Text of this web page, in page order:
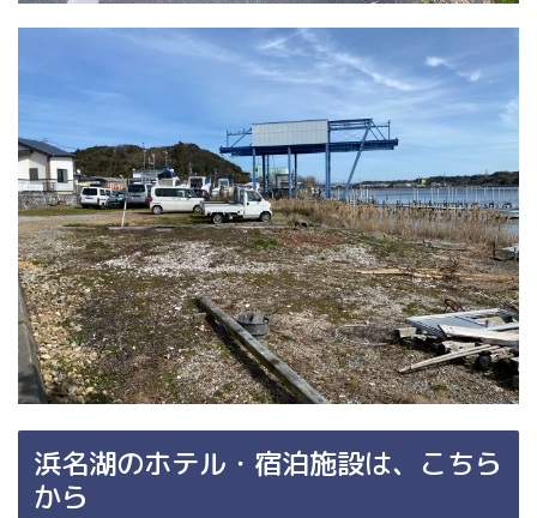
浜名湖のホテル・宿泊施設は、こちら
から